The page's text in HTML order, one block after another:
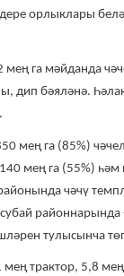
орлыклары
мең га мәйданда
дип бәяләнә.
мең га (85%)
мең га (55%) һәм
чәчү
районнарында
тулысынча
мең трактор, 5,8